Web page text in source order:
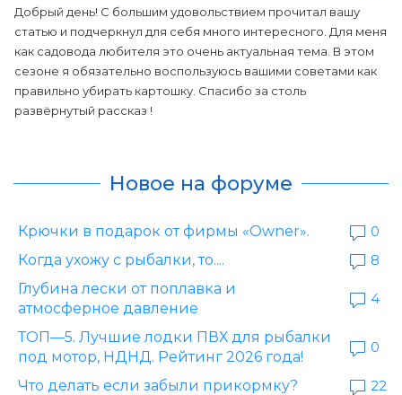
Добрый день! С большим удовольствием прочитал вашу
статью и подчеркнул для себя много интересного. Для меня
как садовода любителя это очень актуальная тема. В этом
сезоне я обязательно воспользуюсь вашими советами как
правильно убирать картошку. Спасибо за столь
развёрнутый рассказ !
Новое на форуме
Крючки в подарок от фирмы «Owner».
0
Когда ухожу с рыбалки, то....
8
Глубина лески от поплавка и
атмосферное давление
4
ТОП—5. Лучшие лодки ПВХ для рыбалки
под мотор, НДНД. Рейтинг 2026 года!
0
Что делать если забыли прикормку?
22